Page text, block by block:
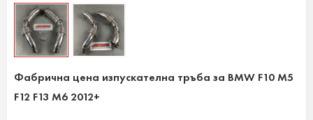
Фабрична цена изпускателна тръба за BMW F10 M5
F12 F13 M6 2012+